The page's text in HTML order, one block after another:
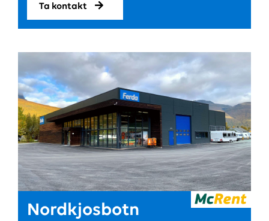
Ta kontakt
Nordkjosbotn